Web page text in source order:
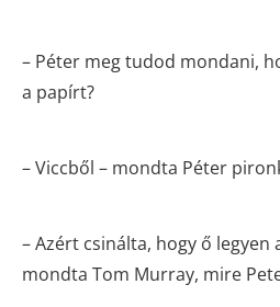
– Péter meg tudod mondani,
a papírt?
– Viccből – mondta Péter
– Azért csinálta, hogy ő legyen
mondta Tom Murray, mire